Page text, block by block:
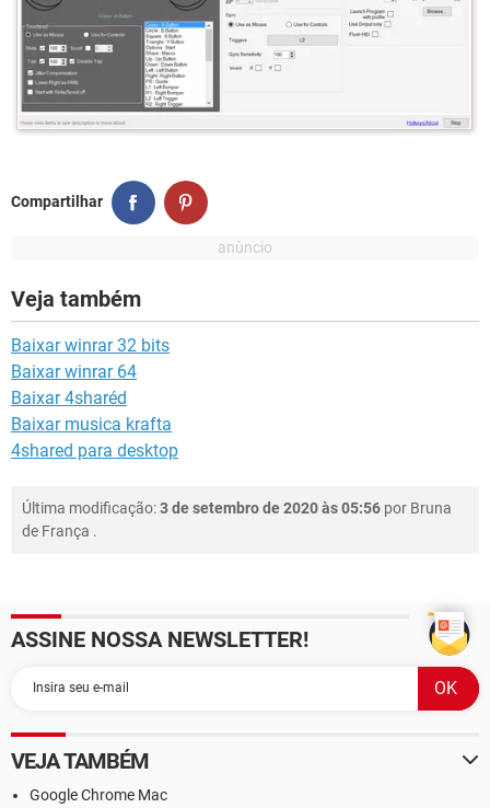
Compartilhar
Veja também
Baixar winrar 32 bits
Baixar winrar 64
Baixar 4sharéd
Baixar musica krafta
4shared para desktop
Última modificação:3 de setembro de 2020 às 05:56 por Bruna
de França .
ASSINE NOSSA NEWSLETTER!
VEJA TAMBÉM
Google Chrome Mac